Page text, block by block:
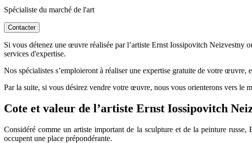
Spécialiste du marché de l'art
Contacter
Si vous détenez une œuvre réalisée par l’artiste Ernst Iossipovitch Neizvestny
services d'expertise.
Nos spécialistes s’emploieront à réaliser une expertise gratuite de votre
Par la suite, si vous désirez vendre votre œuvre, nous vous orienterons vers
Cote et valeur de l’artiste Ernst Iossipovitch
Considéré comme un artiste important de la sculpture et de la peinture
occupent une place prépondérante.